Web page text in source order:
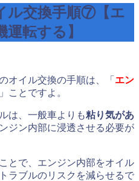
ル交換手順⑦【エ
転する】
オイル交換の手順は、「 エン
」ことですよ。
は、一般車よりも粘り気があ
ジン内部に浸透させる必要が
とで、エンジン内部をオイル
ラブルのリスクを減らせるで